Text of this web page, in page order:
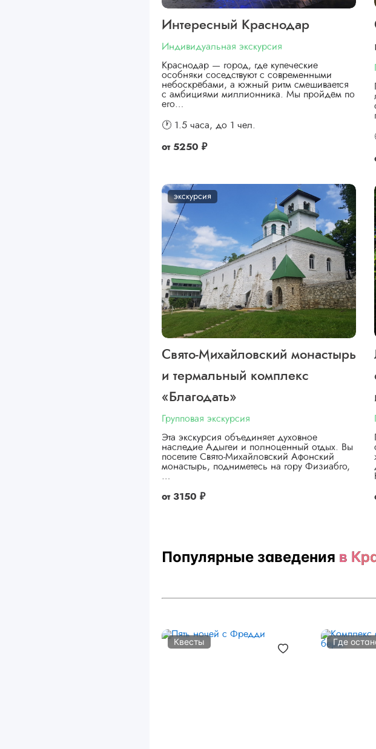
Интересный Краснодар
Индивидуальная экскурсия
Краснодар — город, где купеческие
особняки соседствуют с современными
небоскрёбами, а южный ритм смешивается
с амбициями миллионника. Мы пройдём по
его…
🕐 1.5 часа, до 1 чел.
от 5250 ₽
экскурсия
Свято-Михайловский монастырь
и термальный комплекс
«Благодать»
Групповая экскурсия
Эта экскурсия объединяет духовное
наследие Адыгеи и полноценный отдых. Вы
посетите Свято-Михайловский Афонский
монастырь, подниметесь на гору Физиабго,
от 3150 ₽
Популярные заведения в
Квесты Где